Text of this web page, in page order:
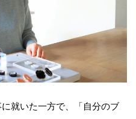
就いた一方で、「自分のブ